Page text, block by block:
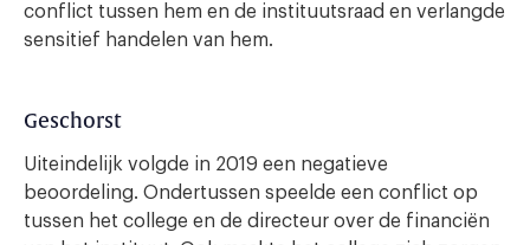
conflict tussen hem en de instituutsraad en verlangde
sensitief handelen van hem.
Geschorst
Uiteindelijk volgde in 2019 een negatieve
beoordeling. Ondertussen speelde een conflict op
tussen het college en de directeur over de financiën